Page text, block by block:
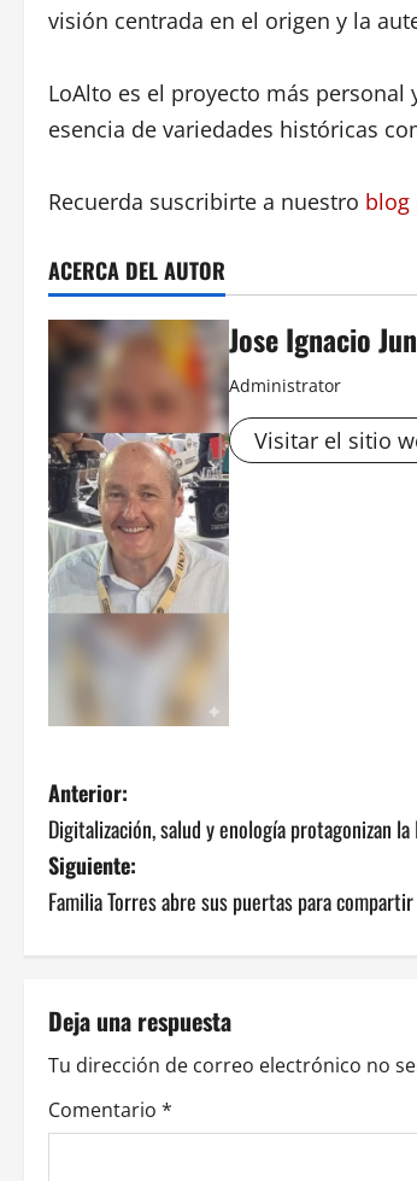
visión centrada en el origen y la
LoAlto es el proyecto más
esencia de variedades históricas
Recuerda suscribirte a nuestro blog
ACERCA DEL AUTOR
Jose Ignacio
Administrator
Visitar el sitio
N
a
v
e
g
a
c
i
Anterior:
Digitalización, salud y enología protagonizan
Siguiente:
Familia Torres abre sus puertas para
Deja una respuesta
Tu dirección de correo electrónico no
Comentario *